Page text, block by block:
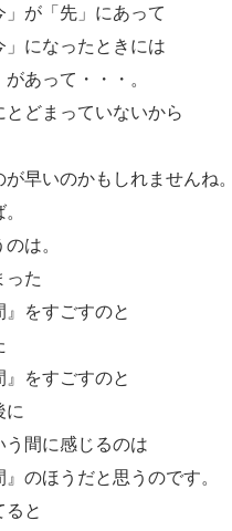
」が「先」にあって
」になったときには
あって・・・。
どまっていないから
早いのかもしれませんね。
は。
った
』をすごすのと
』をすごすのと
に
う間に感じるのは
』のほうだと思うのです。
ると